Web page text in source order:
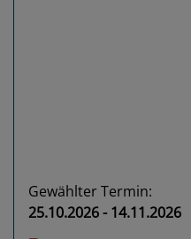
Gewählter Termin:
25.10.2026 - 14.11.2026